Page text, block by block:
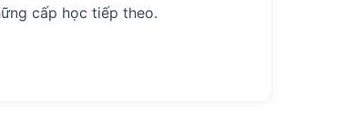
cấp học tiếp theo.